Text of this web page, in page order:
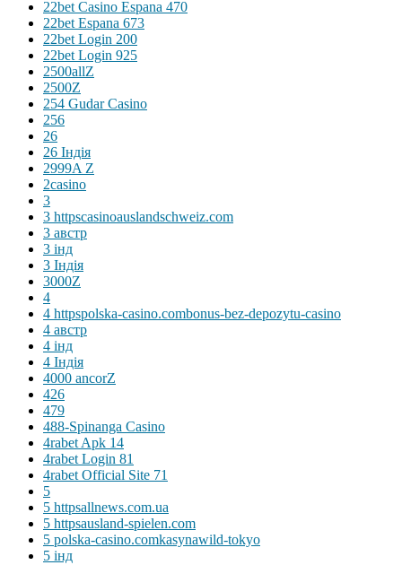
22bet Casino Espana 470
22bet Espana 673
22bet Login 200
22bet Login 925
2500allZ
2500Z
254 Gudar Casino
256
26
26 Індія
2999A Z
2casino
3
3 httpscasinoauslandschweiz.com
3 австр
3 інд
3 Індія
3000Z
4
4 httpspolska-casino.combonus-bez-depozytu-casino
4 австр
4 інд
4 Індія
4000 ancorZ
426
479
488-Spinanga Casino
4rabet Apk 14
4rabet Login 81
4rabet Official Site 71
5
5 httpsallnews.com.ua
5 httpsausland-spielen.com
5 polska-casino.comkasynawild-tokyo
5 інд